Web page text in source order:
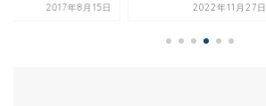
2017年8月15日 2022年11月27日